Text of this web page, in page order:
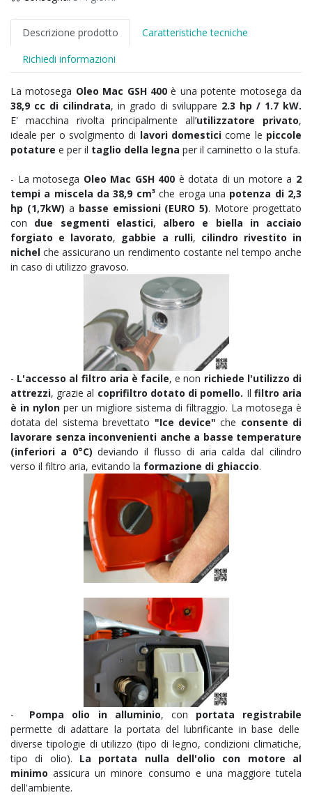
Descrizione prodotto
Caratteristiche tecniche
Richiedi informazioni
La motosega Oleo Mac GSH 400 è una potente motosega da
38,9 cc di cilindrata, in grado di sviluppare 2.3 hp / 1.7 kW.
E' macchina rivolta principalmente all’utilizzatore privato,
ideale per o svolgimento di lavori domesticicome le piccole
potature e per il taglio della legna per il caminetto o la stufa.
- La motosega Oleo Mac GSH 400 è dotata di un motore a 2
tempi a miscela da 38,9 cm³che eroga una potenza di 2,3
hp (1,7kW) a basse emissioni (EURO 5). Motore progettato
con due segmenti elastici, albero e biella in acciaio
forgiato e lavorato, gabbie a rulli, cilindro rivestito in
nichel che assicurano un rendimento costante nel tempo anche
in caso di utilizzo gravoso.
- L'accesso al filtro aria è facile, e non richiede l'utilizzo di
attrezzi, grazie al coprifiltro dotato di pomello. Il filtro aria
è in nylon per un migliore sistema di filtraggio. La motosega è
dotata del sistema brevettato "Ice device" che consente di
lavorare senza inconvenienti anche a basse temperature
(inferiori a 0°C) deviando il flusso di aria calda dal cilindro
verso il filtro aria, evitando la formazione di ghiaccio.
- Pompa olio in alluminio, con portata registrabile
permette di adattare la portata del lubrificante in base delle
diverse tipologie di utilizzo (tipo di legno, condizioni climatiche,
tipo di olio). La portata nulla dell'olio con motore al
minimo assicura un minore consumo e una maggiore tutela
dell'ambiente.